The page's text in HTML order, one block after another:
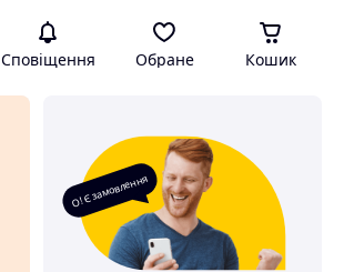
Сповіщення Обране Кошик
О! Є замовлення